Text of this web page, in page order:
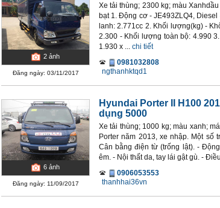
2 ảnh
Đăng ngày: 03/11/2017
Xe tải thùng; 2300 kg; màu
bạt 1. Động cơ - JE493ZLQ4,
lanh: 2.771cc 2. Khối lượng(kg) -
2.300 - Khối lượng toàn bộ: 4.990
1.930 x ... chi tiết
0981032808
ngthanhktqd1
6 ảnh
Đăng ngày: 11/09/2017
Hyundai Porter II H100
dụng 5000
Xe tải thùng; 1000 kg; màu xanh;
Porter năm 2013, xe nhập. Một số
Cân bằng điện từ (trống lật). -
êm. - Nội thất da, tay lái gật gù. -
0906053553
thanhhai36vn